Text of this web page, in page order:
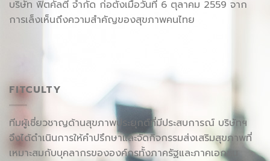
บริษัท ฟิตคัลตี้ จำกัด ก่อตั้งเมื่อวันที่ 6 ตุลาคม 2559 จาก
การเล็งเห็นถึงความสำคัญของสุขภาพคนไทย
FITCULTY
ทีมผู้เชี่ยวชาญด้านสุขภาพประยุกต์ที่มีประสบการณ์ บริษัทฯ
จึงได้ดำเนินการให้คำปรึกษาและจัดกิจกรรมส่งเสริมสุขภาพที่
เหมาะสมกับบุคลากรขององค์กรทั้งภาครัฐและภาคเอกชน